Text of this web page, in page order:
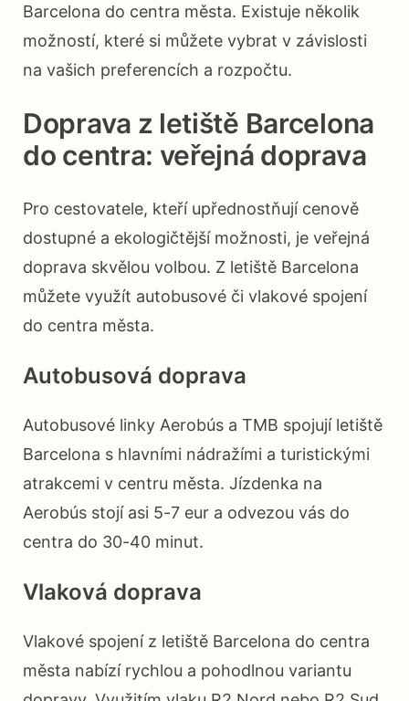
Barcelona do centra města. Existuje několik
možností, které si můžete vybrat v závislosti
na vašich preferencích a rozpočtu.
Doprava z letiště Barcelona
do centra: veřejná doprava
Pro cestovatele, kteří upřednostňují cenově
dostupné a ekologičtější možnosti, je veřejná
doprava skvělou volbou. Z letiště Barcelona
můžete využít autobusové či vlakové spojení
do centra města.
Autobusová doprava
Autobusové linky Aerobús a TMB spojují letiště
Barcelona s hlavními nádražími a turistickými
atrakcemi v centru města. Jízdenka na
Aerobús stojí asi 5-7 eur a odvezou vás do
centra do 30-40 minut.
Vlaková doprava
Vlakové spojení z letiště Barcelona do centra
města nabízí rychlou a pohodlnou variantu